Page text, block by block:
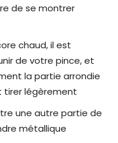
de se montrer
chaud, il est
de votre pince, et
la partie arrondie
tirer légèrement
une autre partie de
métallique